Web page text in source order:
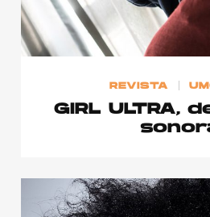
Aviso Legal
© 2015-2022 UMOMAG. PROPIEDAD
REVISTA
GIRL ULTRA,